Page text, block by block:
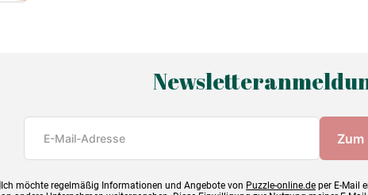
Ich möchte regelmäßig Informationen und Angebote von Puzzle-online.de per E-Mail